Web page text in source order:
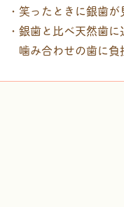
・笑ったときに銀歯
・銀歯と比べ天然歯
噛み合わせの歯に負